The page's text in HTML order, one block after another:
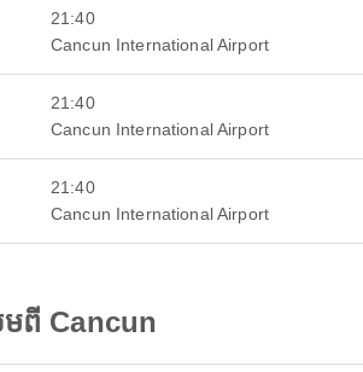
21:40
Cancun International Airport
21:40
Cancun International Airport
21:40
Cancun International Airport
មពី Cancun